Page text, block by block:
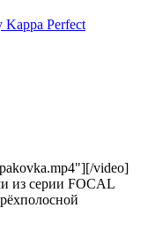
Kappa Perfect
video]
из серии FOCAL